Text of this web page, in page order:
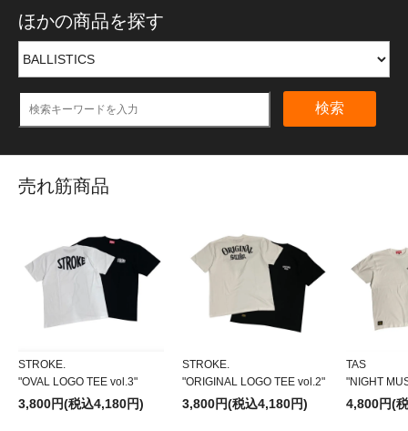
ほかの商品を探す
検索
売れ筋商品
STROKE.
"OVAL LOGO TEE vol.3"
3,800円(税込4,180円)
STROKE.
"ORIGINAL LOGO TEE vol.2"
3,800円(税込4,180円)
TAS
"NIGHT
4,800円(